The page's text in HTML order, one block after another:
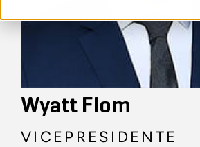
Wyatt Flom
VICEPRESIDENTE